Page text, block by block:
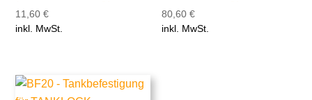
11,60€
inkl. MwSt.
80,60€
inkl. MwSt.